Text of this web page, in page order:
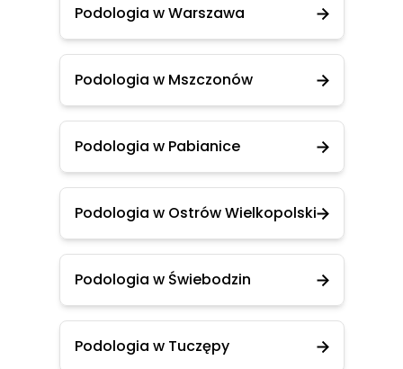
Podologia w Warszawa
Podologia w Mszczonów
Podologia w Pabianice
Podologia w Ostrów Wielkopolski
Podologia w Świebodzin
Podologia w Tuczępy